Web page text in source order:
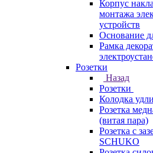
Корпус
монтажа
устройств
Основание
Рамка
Розетки
Назад
Розетки
Колодка
Розетка
(витая пара)
Розетка с
SCHUKO